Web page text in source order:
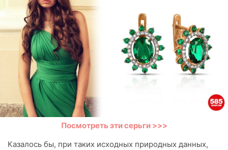
Посмотреть эти серьги >>>
Казалось бы, при таких исходных природных данных,